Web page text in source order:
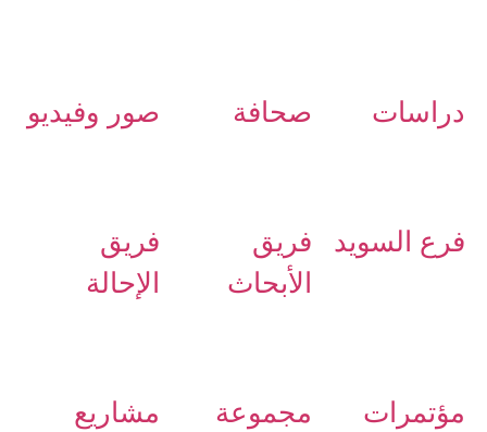
دراسات صحافة صور وفيديو
فرع السويد
فريق
الأبحاث
فريق
الإحالة
مؤتمرات مجموعة مشاريع